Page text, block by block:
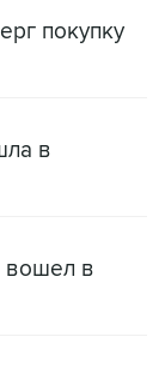
покупку
в
вошел в